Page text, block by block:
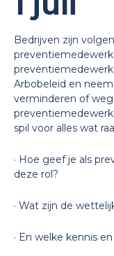
Bedrijven zijn
Arbobeleid en
verminderen of
spil voor alles wat
· Hoe geef je als
deze rol?
· Wat zijn de
· En welke kennis